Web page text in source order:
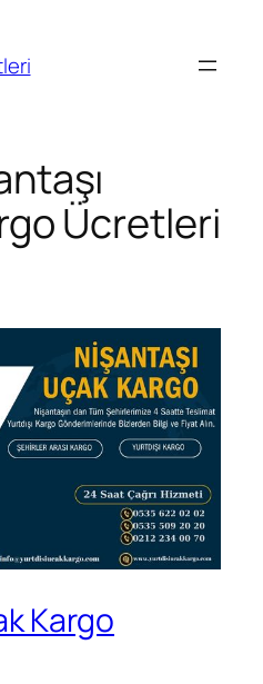
Ücretleri
Kargo